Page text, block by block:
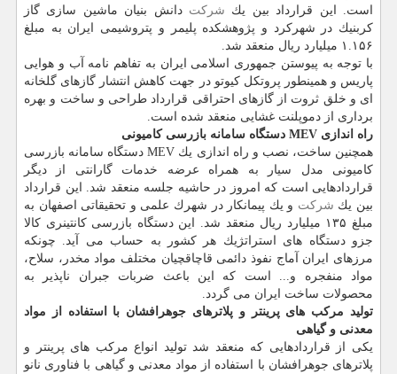
است. این قرارداد بین یك شركت دانش بنیان ماشین سازی گاز
كربنیك در شهركرد و پژوهشكده پلیمر و پتروشیمی ایران به مبلغ
۱.۱۵۶ میلیارد ریال منعقد شد.
با توجه به پیوستن جمهوری اسلامی ایران به تفاهم نامه آب و هوایی
پاریس و همینطور پروتكل كیوتو در جهت كاهش انتشار گازهای گلخانه
ای و خلق ثروت از گازهای احتراقی قرارداد طراحی و ساخت و بهره
برداری از دموپلنت غشایی منعقد شده است.
راه اندازی MEV دستگاه سامانه بازرسی كامیونی
همچنین ساخت، نصب و راه اندازی یك MEV دستگاه سامانه بازرسی
كامیونی مدل سیار به همراه عرضه خدمات گارانتی از دیگر
قراردادهایی است كه امروز در حاشیه جلسه منعقد شد. این قرارداد
بین یك شركت و یك پیمانكار در شهرك علمی و تحقیقاتی اصفهان به
مبلغ ۱۳۵ میلیارد ریال منعقد شد. این دستگاه بازرسی كانتینری كالا
جزو دستگاه های استراتژیك هر كشور به حساب می آید. چونكه
مرزهای ایران آماج نفوذ دائمی قاچاقچیان مختلف مواد مخدر، سلاح،
مواد منفجره و... است كه این باعث ضربات جبران ناپذیر به
محصولات ساخت ایران می گردد.
تولید مركب های پرینتر و پلاترهای جوهرافشان با استفاده از مواد
معدنی و گیاهی
یكی از قراردادهایی كه منعقد شد تولید انواع مركب های پرینتر و
پلاترهای جوهرافشان با استفاده از مواد معدنی و گیاهی با فناوری نانو